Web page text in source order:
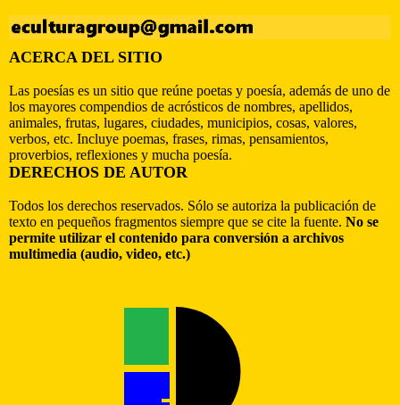
ACERCA DEL SITIO
Las poesías es un sitio que reúne poetas y poesía, además de uno de
los mayores compendios de acrósticos de nombres, apellidos,
animales, frutas, lugares, ciudades, municipios, cosas, valores,
verbos, etc. Incluye poemas, frases, rimas, pensamientos,
proverbios, reflexiones y mucha poesía.
DERECHOS DE AUTOR
Todos los derechos reservados. Sólo se autoriza la publicación de
texto en pequeños fragmentos siempre que se cite la fuente. No se
permite utilizar el contenido para conversión a archivos
multimedia (audio, video, etc.)